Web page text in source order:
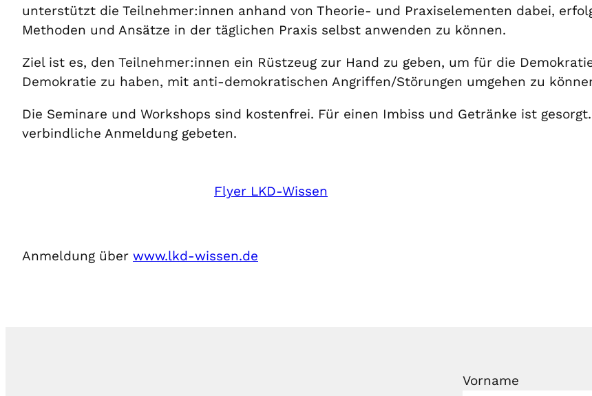
unterstützt die Teilnehmer:innen anhand von Theorie- und Praxiselementen dabei,
Methoden und Ansätze in der täglichen Praxis selbst anwenden zu können.
Ziel ist es, den Teilnehmer:innen ein Rüstzeug zur Hand zu geben, um für die
Demokratie zu haben, mit anti-demokratischen Angriffen/Störungen umgehen zu
Die Seminare und Workshops sind kostenfrei. Für einen Imbiss und Getränke ist
verbindliche Anmeldung gebeten.
Flyer LKD-Wissen
Anmeldung über www.lkd-wissen.de
Vorname